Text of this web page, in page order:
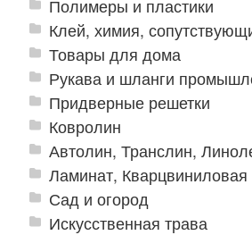
Полимеры и пластики
Клей, химия,
Товары для дома
Рукава и шланги
Придверные решетки
Ковролин
Автолин, Транслин,
Ламинат, Кварцвиниловая
Сад и огород
Искусственная трава